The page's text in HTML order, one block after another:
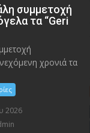
συμμετοχή
τα “Geri
χρονιά τα
2026